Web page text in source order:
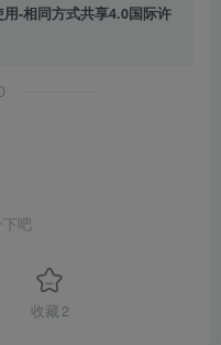
-相同方式共享4.0国际许
下吧
收藏 2